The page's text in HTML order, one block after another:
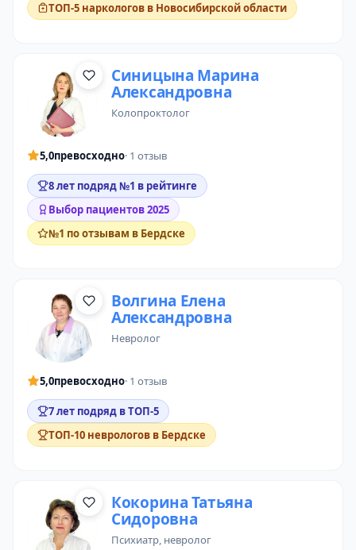
ТОП-5 наркологов в Новосибирской области
Синицына Марина
Александровна
колопроктолог
5,0превосходно· 1 отзыв
8 лет подряд №1 в рейтинге
Выбор пациентов 2025
№1 по отзывам в Бердске
Волгина Елена
Александровна
невролог
5,0превосходно· 1 отзыв
7 лет подряд в ТОП-5
ТОП-10 неврологов в Бердске
Кокорина Татьяна
Сидоровна
психиатр, невролог